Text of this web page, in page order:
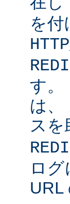
を
す。
は、
スを
ロ
URL